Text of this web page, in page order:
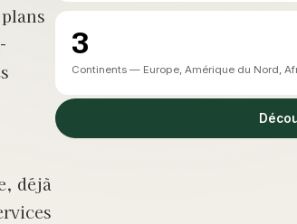
déjà
3
Continents — Europe, Amérique du Nord,